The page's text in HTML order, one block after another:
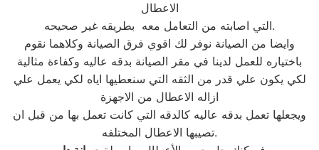
الاعطال
التي اصابته من التعامل معه بطريقه غير صحيحه.
وايضا من الصيانة نوفر لك اقوي فرق الصيانة وكلاهما نقوم
باختياره للعمل لدينا في مقر الصيانة بدقه عاليه وكفاءة مثالية
لكي يكون علي قدر من الثقه التي سنعطيها اياه لكي يعمل علي
ازاله الاعطال من الاجهزة
ويجعلها تعمل بدقه عاليه كالدقه التي كانت تعمل بها من قبل ان
تصيبها الاعطال المختلفه.